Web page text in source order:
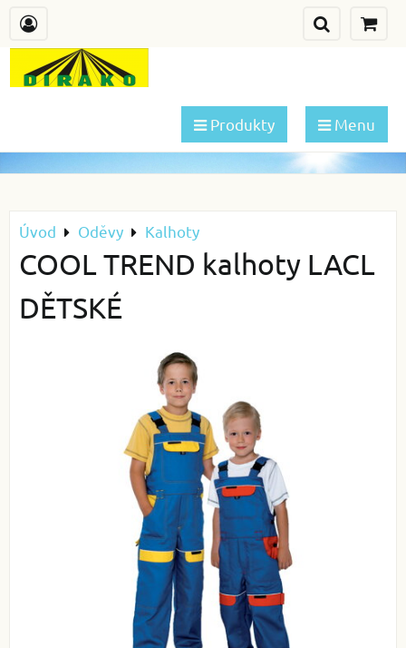
Produkty Menu
Úvod Oděvy Kalhoty
COOL TREND kalhoty LACL
DĚTSKÉ